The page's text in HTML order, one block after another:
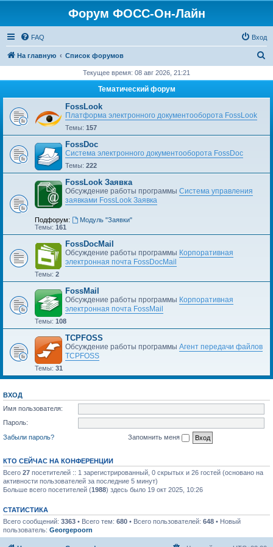
Форум ФОСС-Он-Лайн
FAQ Вход
На главную Список форумов
с
Текущее время: 08 авг 2026, 21:21
Тематический форум
FossLook
Платформа электронного документооборота FossLook
Темы: 157
FossDoc
Система электронного документооборота FossDoc
Темы: 222
FossLook Заявка
Обсуждение работы программы Система управления
заявками FossLook Заявка
Подфорум:
Модуль "Заявки"
Темы: 161
FossDocMail
Обсуждение работы программы Корпоративная
электронная почта FossDocMail
Темы: 2
FossMail
Обсуждение работы программы Корпоративная
электронная почта FossMail
Темы: 108
TCPFOSS
Обсуждение работы программы Агент передачи файлов
TCPFOSS
Темы: 31
ВХОД
Имя пользователя:
Пароль:
Забыли пароль?
Запомнить меня
КТО СЕЙЧАС НА КОНФЕРЕНЦИИ
Всего 27 посетителей :: 1 зарегистрированный, 0 скрытых и 26 гостей (основано на
активности пользователей за последние 5 минут)
Больше всего посетителей (1988) здесь было 19 окт 2025, 10:26
СТАТИСТИКА
Всего сообщений: 3363 • Всего тем: 680 • Всего пользователей: 648 • Новый
пользователь: Georgepoorn